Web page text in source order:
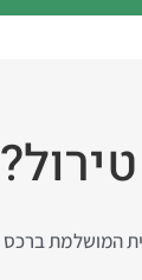
המושלמת ברכס